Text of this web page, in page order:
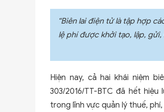
“Biên lai điện tử là tập hợp
lệ phí được khởi tạo, lập,
Hiện nay, cả hai khái niệm
303/2016/TT-BTC đã hết
trong lĩnh vực quản lý thuế,